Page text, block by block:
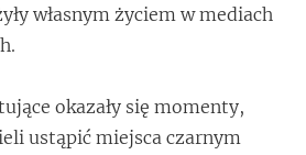
własnym życiem w mediach
okazały się momenty,
ustąpić miejsca czarnym